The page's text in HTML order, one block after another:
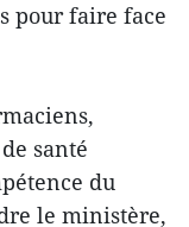
pour faire face
santé
du
le ministère,